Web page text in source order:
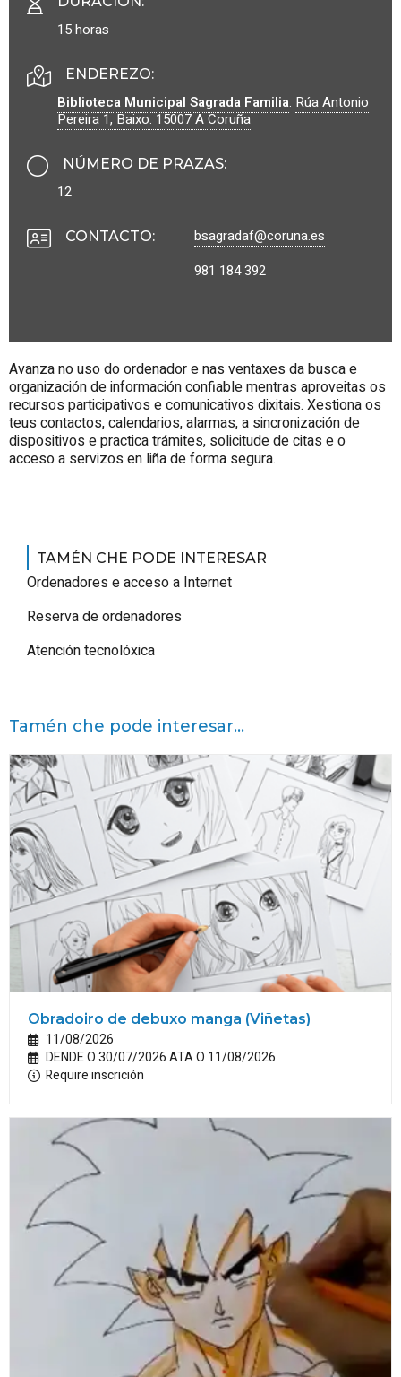
15 horas
ENDEREZO:
Biblioteca Municipal Sagrada Familia. Rúa Antonio
Pereira 1, Baixo.15007A Coruña
NÚMERO DE PRAZAS:
12
CONTACTO:
bsagradaf@coruna.es
981 184 392
Avanza no uso do ordenador e nas ventaxes da busca e
organización de información confiable mentras aproveitas os
recursos participativos e comunicativos dixitais. Xestiona os
teus contactos, calendarios, alarmas, a sincronización de
dispositivos e practica trámites, solicitude de citas e o
acceso a servizos en liña de forma segura.
TAMÉN CHE PODE INTERESAR
Ordenadores e acceso a Internet
Reserva de ordenadores
Atención tecnolóxica
Tamén che pode interesar...
Obradoiro de debuxo manga (Viñetas)
11/08/2026
DENDE O 30/07/2026 ATA O 11/08/2026
Require inscrición